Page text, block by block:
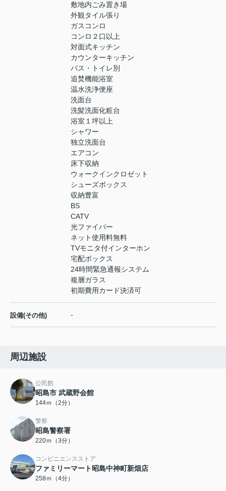
敷地内ごみ置き場
外観タイル張り
ガスコンロ
コンロ２口以上
対面式キッチン
カウンターキッチン
バス・トイレ別
追焚機能浴室
温水洗浄便座
洗面台
洗髪洗面化粧台
浴室１坪以上
シャワー
独立洗面台
エアコン
床下収納
ウォークインクロゼット
シューズボックス
収納豊富
BS
CATV
光ファイバー
ネット使用料無料
TVモニタ付インターホン
宅配ボックス
24時間緊急通報システム
複層ガラス
初期費用カード決済可
設備(その他) -
周辺施設
公民館
昭島市 武蔵野会館
144ｍ（2分）
警察
昭島警察署
220ｍ（3分）
コンビニエンスストア
ファミリーマート昭島中神町新畑店
258ｍ（4分）